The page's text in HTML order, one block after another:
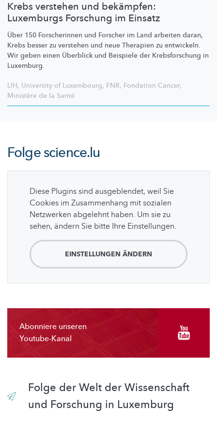
Krebs verstehen und bekämpfen:
Luxemburgs Forschung im Einsatz
Über 150 Forscherinnen und Forscher im Land arbeiten daran,
Krebs besser zu verstehen und neue Therapien zu entwickeln.
Wir geben einen Überblick und Beispiele der Krebsforschung in
Luxemburg.
LIH, University of Luxembourg, FNR, Fondation Cancer,
Ministère de la Santé
Folgescience.lu
Diese Plugins sind ausgeblendet, weil Sie
Cookies im Zusammenhang mit sozialen
Netzwerken abgelehnt haben. Um sie zu
sehen, ändern Sie bitte Ihre Einstellungen.
EINSTELLUNGEN ÄNDERN
Abonniere unseren
Youtube-Kanal
Folge der Welt der Wissenschaft
und Forschung in Luxemburg